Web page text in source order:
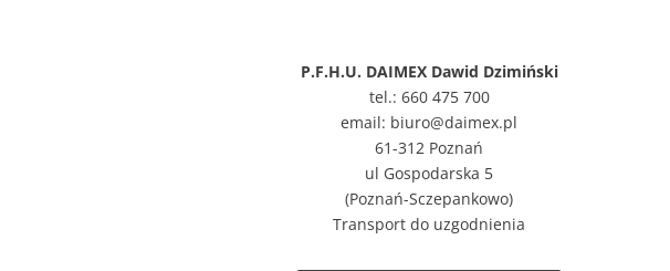
P.F.H.U. DAIMEX Dawid Dzimiński
tel.: 660 475 700
email: biuro@daimex.pl
61-312 Poznań
ul Gospodarska 5
(Poznań-Sczepankowo)
Transport do uzgodnienia